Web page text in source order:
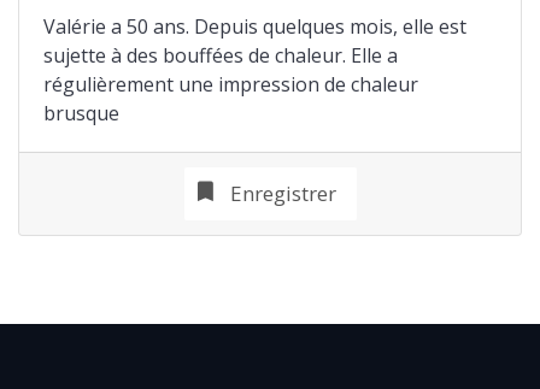
Valérie a 50 ans. Depuis quelques mois, elle est
sujette à des bouffées de chaleur. Elle a
régulièrement une impression de chaleur
brusque
Enregistrer